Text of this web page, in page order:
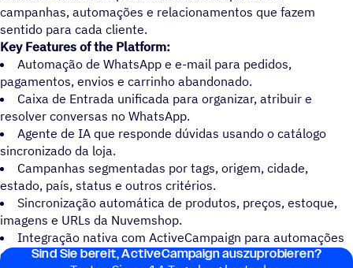
campanhas, automações e relacionamentos que fazem
sentido para cada cliente.
Key Features of the Platform:
Automação de WhatsApp e e-mail para pedidos,
pagamentos, envios e carrinho abandonado.
Caixa de Entrada unificada para organizar, atribuir e
resolver conversas no WhatsApp.
Agente de IA que responde dúvidas usando o catálogo
sincronizado da loja.
Campanhas segmentadas por tags, origem, cidade,
estado, país, status e outros critérios.
Sincronização automática de produtos, preços, estoque,
imagens e URLs da Nuvemshop.
Integração nativa com ActiveCampaign para automações
e relacionamento com dados da loja.
Sind Sie bereit, ActiveCampaign auszuprobieren?